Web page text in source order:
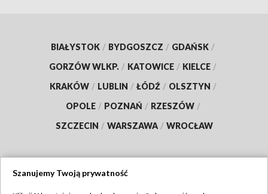
BIAŁYSTOK / BYDGOSZCZ / GDAŃSK /
GORZÓW WLKP. / KATOWICE / KIELCE /
KRAKÓW / LUBLIN / ŁÓDŹ / OLSZTYN /
OPOLE / POZNAŃ / RZESZÓW /
SZCZECIN / WARSZAWA / WROCŁAW
Szanujemy Twoją prywatność